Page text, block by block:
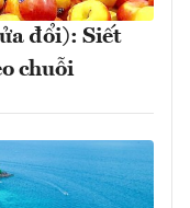
đổi): Siết
chuỗi